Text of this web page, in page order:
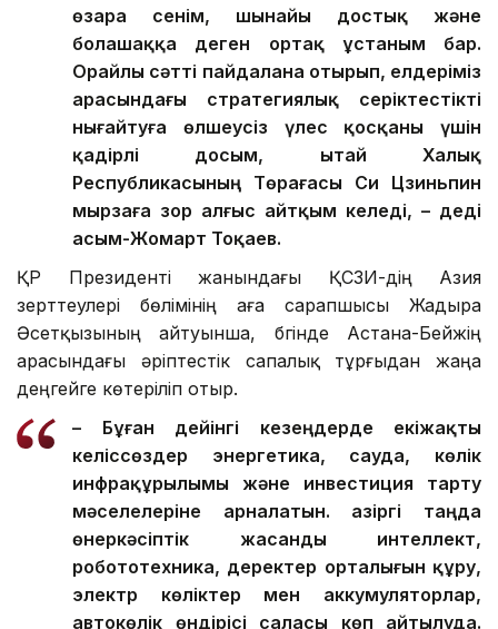
өзара сенім, шынайы достық және
болашаққа деген ортақ ұстаным бар.
Орайлы сәтті пайдалана отырып, елдеріміз
арасындағы стратегиялық серіктестікті
нығайтуға өлшеусіз үлес қосқаны үшін
қадірлі досым, Қытай Халық
Республикасының Төрағасы Си Цзиньпин
мырзаға зор алғыс айтқым келеді, – деді
Қасым-Жомарт Тоқаев.
ҚР Президенті жанындағы ҚСЗИ-дің Азия
зерттеулері бөлімінің аға сарапшысы Жадыра
Әсетқызының айтуынша, бүгінде Астана-Бейжің
арасындағы әріптестік сапалық тұрғыдан жаңа
деңгейге көтеріліп отыр.
– Бұған дейінгі кезеңдерде екіжақты
келіссөздер энергетика, сауда, көлік
инфрақұрылымы және инвестиция тарту
мәселелеріне арналатын. Қазіргі таңда
өнеркәсіптік жасанды интеллект,
робототехника, деректер орталығын құру,
электр көліктер мен аккумуляторлар,
автокөлік өндірісі саласы көп айтылуда.